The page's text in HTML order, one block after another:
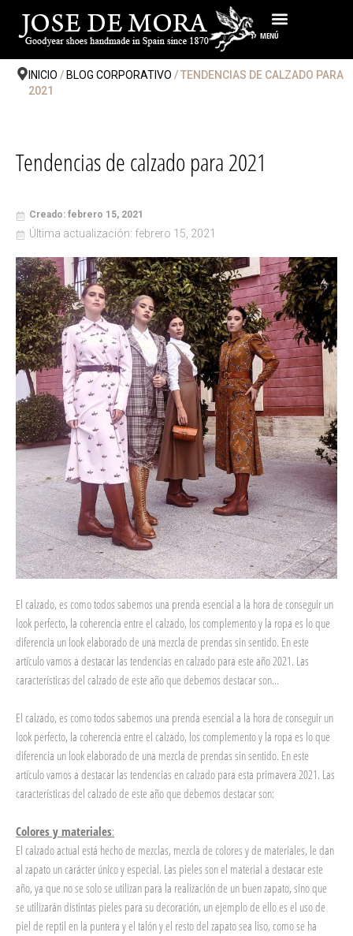
contenido
MENÚ
INICIO / BLOG CORPORATIVO / TENDENCIAS DE CALZADO PARA
2021
Tendencias de calzado para 2021
Creado: febrero 15, 2021
Última actualización: febrero 15, 2021
El calzado, es como todos sabemos una prenda esencial a la hora de conseguir un
look perfecto, la coherencia entre el calzado, los complemento y la ropa es lo que
diferencia un look elaborado de una mezcla de prendas sin sentido. En este
artículo vamos a destacar las tendencias en calzado para este año 2021. Las
características del calzado de este año que debemos destacar son…
El calzado, es como todos sabemos una prenda esencial a la hora de conseguir un
look perfecto, la coherencia entre el calzado, los complemento y la ropa es lo que
diferencia un look elaborado de una mezcla de prendas sin sentido. En este
artículo vamos a destacar las tendencias en calzado para esta primavera 2021. Las
características del calzado de este año que debemos destacar son:
Colores y materiales:
El calzado actual está hecho de mezclas, mezcla de colores y de materiales, le dan
al zapato un carácter único y especial. Las pieles son el material a destacar este
año, ya que no se solo se utilizan para la realización de un buen zapato, sino que
se utilizarán distintas pieles para su decoración, un ejemplo de ello es el uso de
piel de reptil en la puntera y el talón y el resto del zapato sea liso, como se ha